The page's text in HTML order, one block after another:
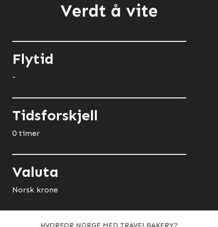
Verdt å vite
Flytid
-
Tidsforskjell
0 timer
Valuta
Norsk krone